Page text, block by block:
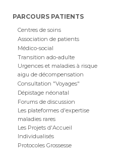
PARCOURS PATIENTS
Centres de soins
Association de patients
Médico-social
Transition ado-adulte
Urgences et maladies à risque
aigu de décompensation
Consultation "Voyages"
Dépistage néonatal
Forums de discussion
Les plateformes d'expertise
maladies rares
Les Projets d'Accueil
Individualisés
Protocoles Grossesse